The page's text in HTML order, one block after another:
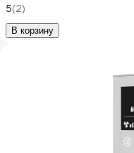
5(2)
В корзину